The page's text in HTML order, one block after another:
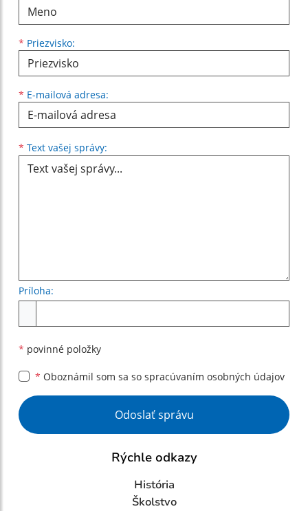
* Priezvisko:
* E-mailová adresa:
* Text vašej správy:
Príloha:
* povinné položky
* Oboznámil som sa so spracúvaním osobných údajov
Google reCaptcha Response
Odoslať správu
Rýchle odkazy
História
Školstvo